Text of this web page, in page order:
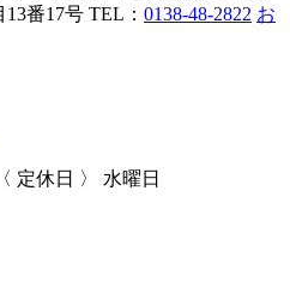
13番17号 TEL： 0138-48-2822 お
〈 定休日 〉 水曜日